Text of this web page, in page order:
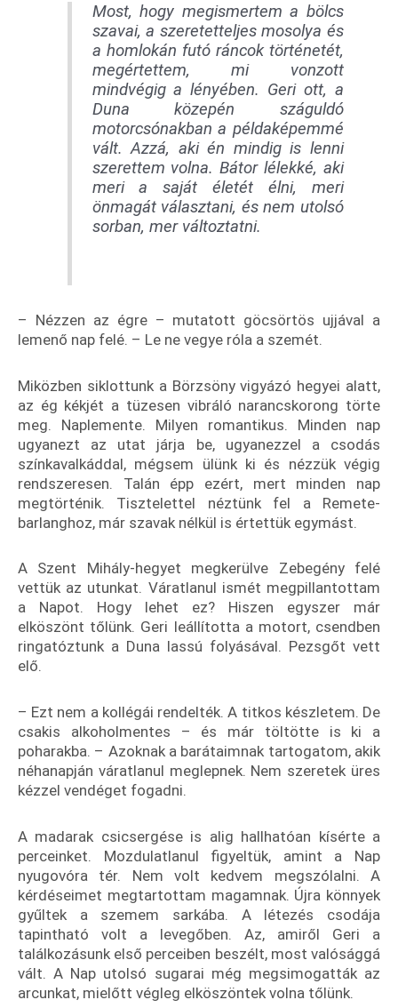
Most, hogy megismertem a bölcs
szavai, a szeretetteljes mosolya és
a homlokán futó ráncok történetét,
megértettem, mi vonzott
mindvégig a lényében. Geri ott, a
Duna közepén száguldó
motorcsónakban a példaképemmé
vált. Azzá, aki én mindig is lenni
szerettem volna. Bátor lélekké, aki
meri a saját életét élni, meri
önmagát választani, és nem utolsó
sorban, mer változtatni.
– Nézzen az égre – mutatott göcsörtös ujjával a
lemenő nap felé. – Le ne vegye róla a szemét.
Miközben siklottunk a Börzsöny vigyázó hegyei alatt,
az ég kékjét a tüzesen vibráló narancskorong törte
meg. Naplemente. Milyen romantikus. Minden nap
ugyanezt az utat járja be, ugyanezzel a csodás
színkavalkáddal, mégsem ülünk ki és nézzük végig
rendszeresen. Talán épp ezért, mert minden nap
megtörténik. Tisztelettel néztünk fel a Remete-
barlanghoz, már szavak nélkül is értettük egymást.
A Szent Mihály-hegyet megkerülve Zebegény felé
vettük az utunkat. Váratlanul ismét megpillantottam
a Napot. Hogy lehet ez? Hiszen egyszer már
elköszönt tőlünk. Geri leállította a motort, csendben
ringatóztunk a Duna lassú folyásával. Pezsgőt vett
elő.
– Ezt nem a kollégái rendelték. A titkos készletem. De
csakis alkoholmentes – és már töltötte is ki a
poharakba. – Azoknak a barátaimnak tartogatom, akik
néhanapján váratlanul meglepnek. Nem szeretek üres
kézzel vendéget fogadni.
A madarak csicsergése is alig hallhatóan kísérte a
perceinket. Mozdulatlanul figyeltük, amint a Nap
nyugovóra tér. Nem volt kedvem megszólalni. A
kérdéseimet megtartottam magamnak. Újra könnyek
gyűltek a szemem sarkába. A létezés csodája
tapintható volt a levegőben. Az, amiről Geri a
találkozásunk első perceiben beszélt, most valósággá
vált. A Nap utolsó sugarai még megsimogatták az
arcunkat, mielőtt végleg elköszöntek volna tőlünk.